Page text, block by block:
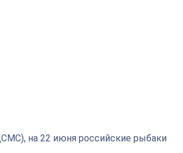
на 22 июня российские рыбаки